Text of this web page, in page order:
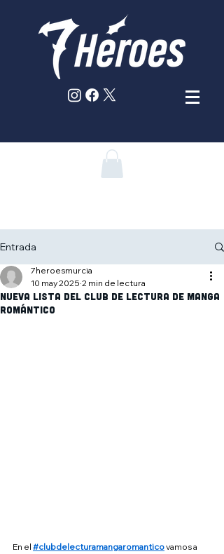
Entrada
Nueva lista del Club de lectura de manga
romántico
7heroesmurcia
10 may 2025 2 min de lectura
En el #clubdelecturamangaromantico vamos a